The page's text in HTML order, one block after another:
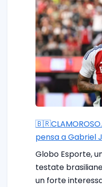
pensa a Gabriel
Globo Esporte,
testate
un forte